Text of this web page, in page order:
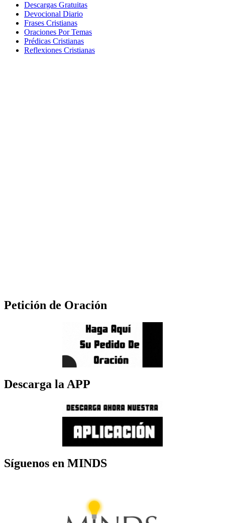
Descargas Gratuitas
Devocional Diario
Frases Cristianas
Oraciones Por Temas
Prédicas Cristianas
Reflexiones Cristianas
Petición de Oración
Descarga la APP
Síguenos en MINDS